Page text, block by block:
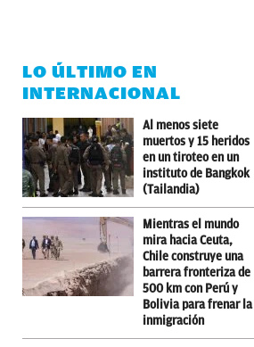
LO ÚLTIMO EN
INTERNACIONAL
Al menos siete
muertos y 15 heridos
en un tiroteo en un
instituto de Bangkok
(Tailandia)
Mientras el mundo
mira hacia Ceuta,
Chile construye una
barrera fronteriza de
500 km con Perú y
Bolivia para frenar la
inmigración